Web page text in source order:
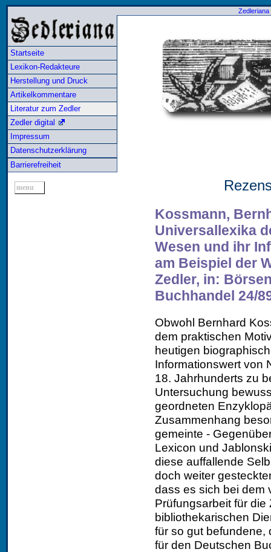
menu
Zedleriana
Startseite
Lexikon-Redakteure
Herstellung und Druck
Artikelkommentare
Literatur zum Zedler
Zedler digital
Impressum
Datenschutzerklärung
Barrierefreiheit
Kossmann,
Universallexika
Wesen und ihr
am Beispiel der
Zedler, in:
Buchhandel 24/
Obwohl Bernhard
dem praktischen
heutigen
Informationswert von
18. Jahrhunderts zu
Untersuchung
geordneten
Zusammenhang
gemeinte -
Lexicon und
diese auffallende
doch weiter
dass es sich bei dem
Prüfungsarbeit für
bibliothekarischen
für so gut befundene,
für den Deutschen